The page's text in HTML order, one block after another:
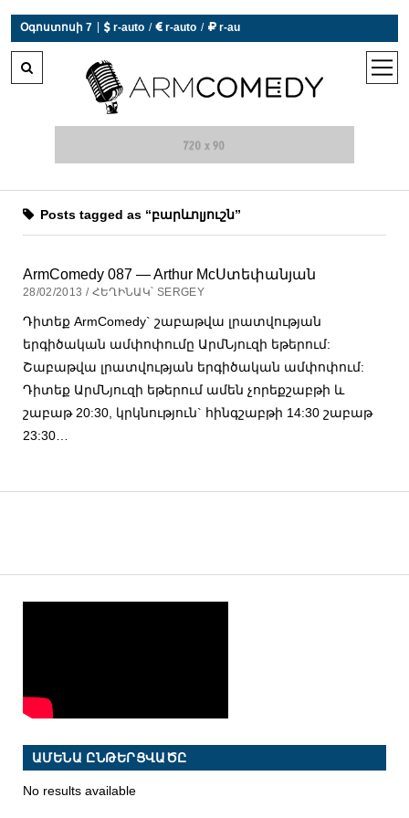
Օգոստոսի 7  r-auto /  r-auto /  r-au
open
Posts tagged as “բարևոլյուշն”
ArmComedy 087 — Arthur McՍտեփանյան
28/02/2013 / ՀԵՂԻՆԱԿ՝ SERGEY
Դիտեք ArmComedy` շաբաթվա լրատվության
երգիծական ամփոփումը ԱրմՆյուզի եթերում:
Շաբաթվա լրատվության երգիծական ամփոփում:
Դիտեք ԱրմՆյուզի եթերում ամեն չորեքշաբթի և
շաբաթ 20:30, կրկնություն` հինգշաբթի 14:30 շաբաթ
23:30…
ԱՄԵՆԱ ԸՆԹԵՐՑՎԱԾԸ
No results available